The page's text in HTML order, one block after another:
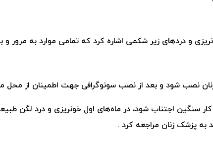
و دردهای زیر شکمی اشاره کرد که تمامی موارد به مرور
نصب شود و بعد از نصب سونوگرافی جهت اطمینان از محل
سنگین اجتناب شود، در ماه‌های اول خونریزی و درد لگن
به پزشک زنان مراجعه کرد .